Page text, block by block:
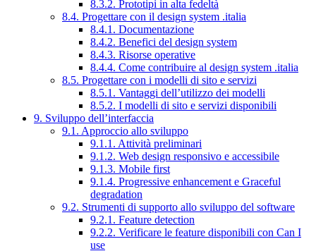
8.3.2. Prototipi in alta fedeltà
8.4. Progettare con il design system .italia
8.4.1. Documentazione
8.4.2. Benefici del design system
8.4.3. Risorse operative
8.4.4. Come contribuire al design system .italia
8.5. Progettare con i modelli di sito e servizi
8.5.1. Vantaggi dell’utilizzo dei modelli
8.5.2. I modelli di sito e servizi disponibili
9. Sviluppo dell’interfaccia
9.1. Approccio allo sviluppo
9.1.1. Attività preliminari
9.1.2. Web design responsivo e accessibile
9.1.3. Mobile first
9.1.4. Progressive enhancement e Graceful
degradation
9.2. Strumenti di supporto allo sviluppo del software
9.2.1. Feature detection
9.2.2. Verificare le feature disponibili con Can I
use